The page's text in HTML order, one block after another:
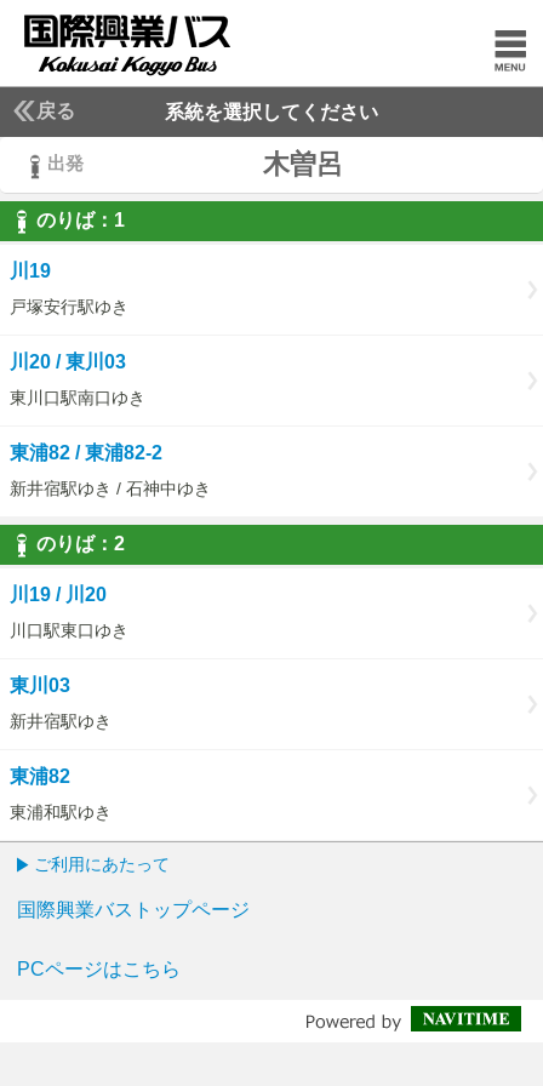
戻る 系統を選択してください
出発 木曽呂
のりば： 1
1
川19
戸塚安行駅ゆき
川20 / 東川03
東川口駅南口ゆき
東浦82 / 東浦82-2
新井宿駅ゆき / 石神中ゆき
のりば： 2
2
川19 / 川20
川口駅東口ゆき
東川03
新井宿駅ゆき
東浦82
東浦和駅ゆき
ご利用にあたって
国際興業バストップページ
PCページはこちら